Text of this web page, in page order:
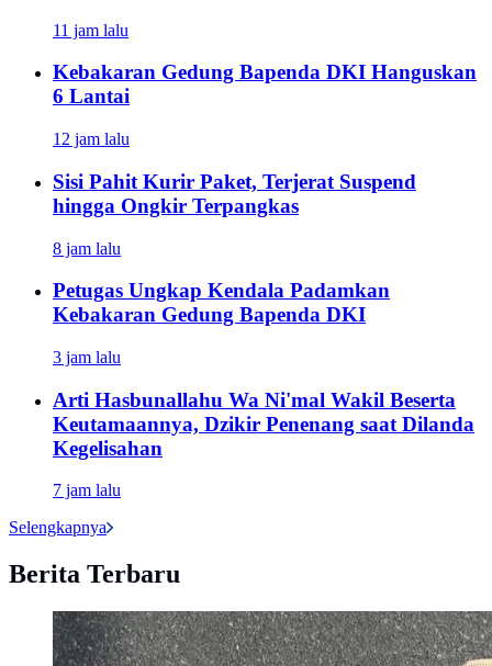
11 jam lalu
Kebakaran Gedung Bapenda DKI Hanguskan
6 Lantai
12 jam lalu
Sisi Pahit Kurir Paket, Terjerat Suspend
hingga Ongkir Terpangkas
8 jam lalu
Petugas Ungkap Kendala Padamkan
Kebakaran Gedung Bapenda DKI
3 jam lalu
Arti Hasbunallahu Wa Ni'mal Wakil Beserta
Keutamaannya, Dzikir Penenang saat Dilanda
Kegelisahan
7 jam lalu
Selengkapnya
Berita Terbaru